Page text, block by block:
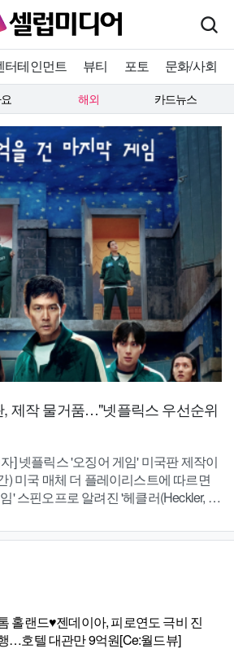
터테인먼트 뷰티 포토 문화/사회
해외 카드뉴스
, 제작 물거품…"넷플릭스 우선순위
] 넷플릭스 '오징어 게임' 미국판 제작이
' 스핀오프로 알려진 '헤클러(Heckler, 가
홀랜드♥젠데이아, 피로연도 극비 진
…호텔 대관만 9억원[Ce:월드뷰]